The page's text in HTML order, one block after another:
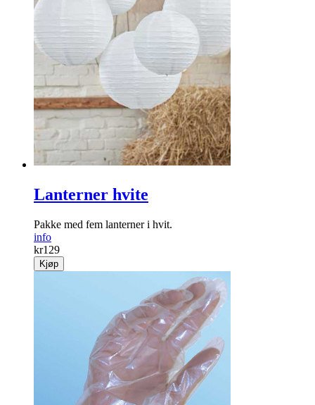
Lanterner hvite
Pakke med fem lanterner i hvit.
info
kr129
Kjøp